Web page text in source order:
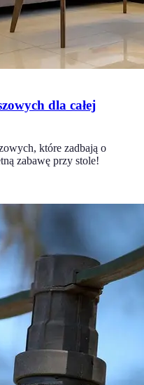
dla całej
które zadbają o
zabawę przy stole!